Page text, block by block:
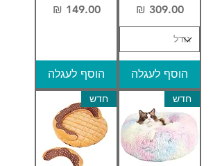
מחיר‏309.00 ‏₪
הוסף לעגלה
מחיר‏149.00 ‏₪
הוסף לעגלה
חדש חדש